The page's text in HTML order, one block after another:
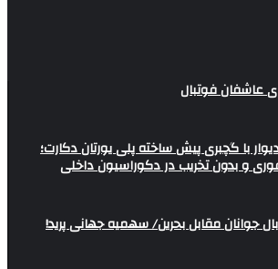
عاشفان فوتبال
با گچبری پیش ساخته پلی یورتان دکارت؛
و بدون تخریب در دکوراسیون داخلی
جوانان مقابل بحرین/ سهمیه جهانی پرید!